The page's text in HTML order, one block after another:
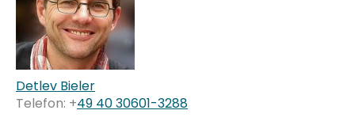
Detlev Bieler
Telefon: +49 40 30601-3288